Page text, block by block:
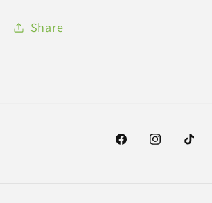
Share
FacebookInstagramTikTok